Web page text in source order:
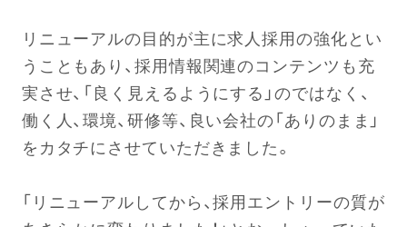
リニューアルの目的が主に求人採用の強化とい
うこともあり、採用情報関連のコンテンツも充
実させ、「良く見えるようにする」のではなく、
働く人、環境、研修等、良い会社の「ありのまま」
をカタチにさせていただきました。
「リニューアルしてから、採用エントリーの質が